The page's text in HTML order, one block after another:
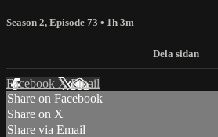
Season 2, Episode 73 • 1h 3m
Facebook XEmail
Share on Facebook
Share on X
Share via Email